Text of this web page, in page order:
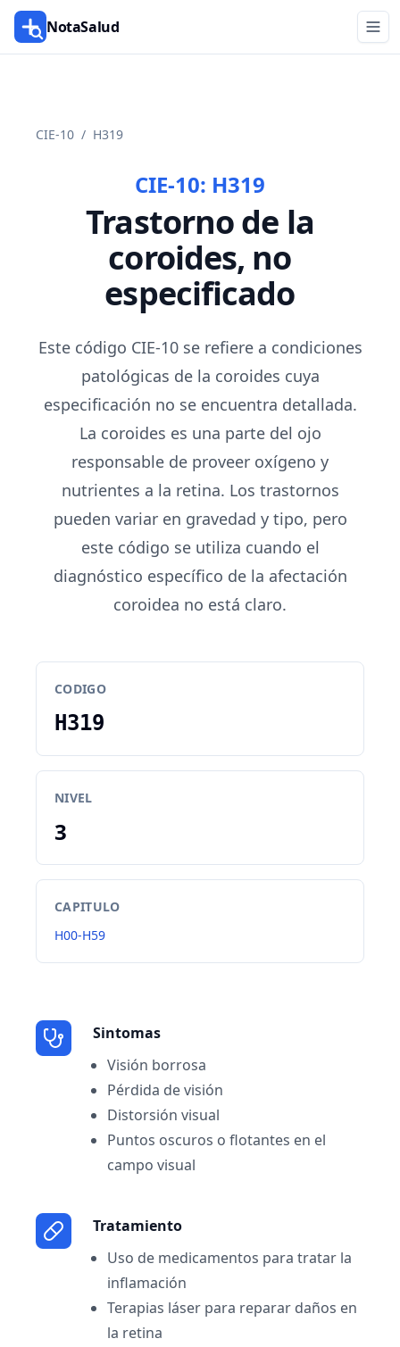
NotaSalud
CIE-10 / H319
CIE-10: H319
Trastorno de la
coroides, no
especificado
Este código CIE-10 se refiere a condiciones
patológicas de la coroides cuya
especificación no se encuentra detallada.
La coroides es una parte del ojo
responsable de proveer oxígeno y
nutrientes a la retina. Los trastornos
pueden variar en gravedad y tipo, pero
este código se utiliza cuando el
diagnóstico específico de la afectación
coroidea no está claro.
CODIGO
H319
NIVEL
3
CAPITULO
H00-H59
Sintomas
Visión borrosa
Pérdida de visión
Distorsión visual
Puntos oscuros o flotantes en el
campo visual
Tratamiento
Uso de medicamentos para tratar la
inflamación
Terapias láser para reparar daños en
la retina